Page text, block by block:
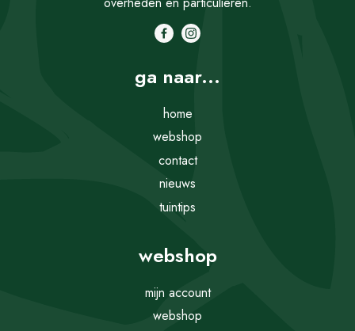
ga naar...
home
webshop
contact
nieuws
tuintips
webshop
mijn account
webshop